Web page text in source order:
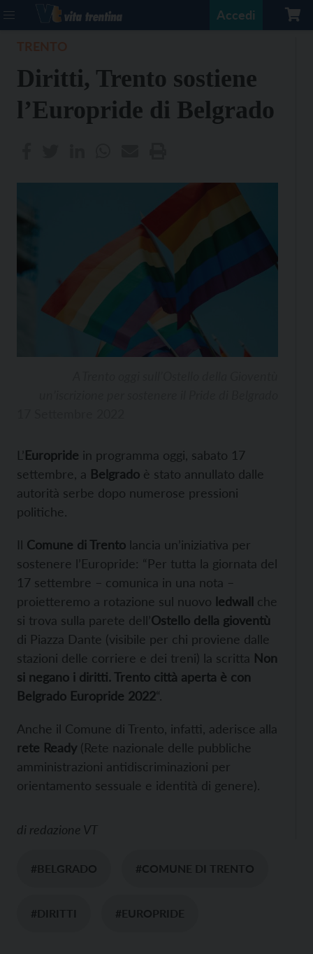
Accedi
Diritti, Trento sostiene
l’Europride di Belgrado
L’Europride in programma oggi, sabato 17
settembre, a Belgrado è stato annullato dalle
autorità serbe dopo numerose pressioni
politiche.
Il Comune di Trento lancia un’iniziativa per
sostenere l’Europride: “Per tutta la giornata del
17 settembre – comunica in una nota –
proietteremo a rotazione sul nuovo ledwall che
si trova sulla parete dell’Ostello della gioventù
di Piazza Dante (visibile per chi proviene dalle
stazioni delle corriere e dei treni) la scritta Non
si negano i diritti. Trento città aperta è con
Belgrado Europride 2022“.
Anche il Comune di Trento, infatti, aderisce alla
rete Ready (Rete nazionale delle pubbliche
amministrazioni antidiscriminazioni per
orientamento sessuale e identità di genere).
di redazione VT
#BELGRADO #COMUNE DI TRENTO
#DIRITTI #EUROPRIDE